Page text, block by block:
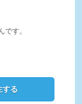
す。
する